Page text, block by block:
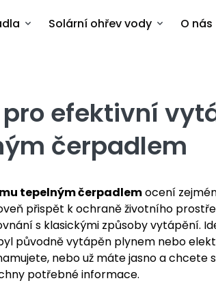
Solární ohřev vody O nás
efektivní
čerpadlem
tepelným čerpadlemocení
přispět k ochraně životního
s klasickými způsoby vytápění.
původně vytápěn plynem nebo
nebo už máte jasno a
potřebné informace.